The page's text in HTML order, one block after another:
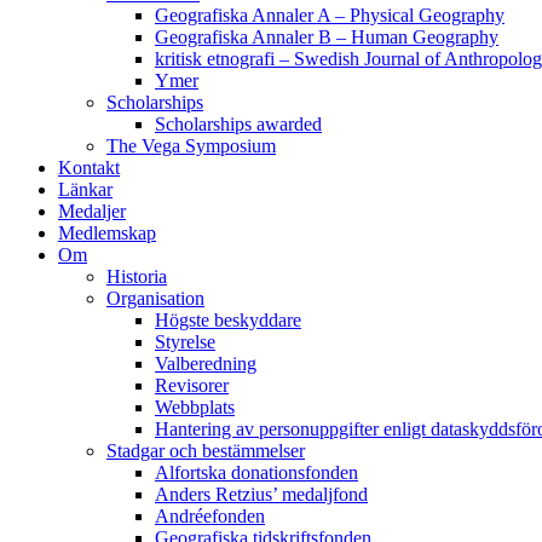
Geografiska Annaler A – Physical Geography
Geografiska Annaler B – Human Geography
kritisk etnografi – Swedish Journal of
Ymer
Scholarships
Scholarships awarded
The Vega Symposium
Kontakt
Länkar
Medaljer
Medlemskap
Om
Historia
Organisation
Högste beskyddare
Styrelse
Valberedning
Revisorer
Webbplats
Hantering av personuppgifter enligt
Stadgar och bestämmelser
Alfortska donationsfonden
Anders Retzius’ medaljfond
Andréefonden
Geografiska tidskriftsfonden